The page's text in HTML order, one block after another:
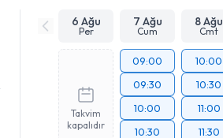
6 Ağu
Per
7 Ağu
Cum
8 Ağu
Cmt
Takvim
kapalıdır
09:00
09:30
10:00
10:30
10:00
10:30
11:00
11:30